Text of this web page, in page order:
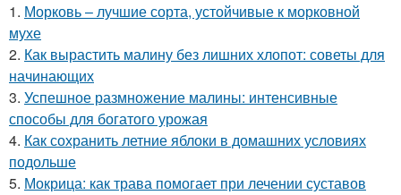
1. Морковь – лучшие сорта, устойчивые к морковной
мухе
2. Как вырастить малину без лишних хлопот: советы для
начинающих
3. Успешное размножение малины: интенсивные
способы для богатого урожая
4. Как сохранить летние яблоки в домашних условиях
подольше
5. Мокрица: как трава помогает при лечении суставов